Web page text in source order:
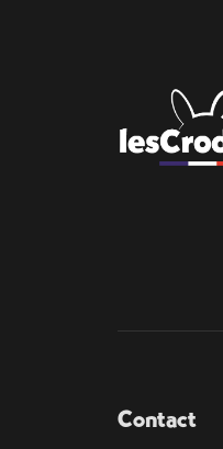
Contact